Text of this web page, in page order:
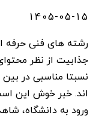
1405-05-15
رشته های فنی حرفه
جذابیت از نظر
نسبتا مناسبی در
اند. خبر خوش این
ورود به دانشگاه،